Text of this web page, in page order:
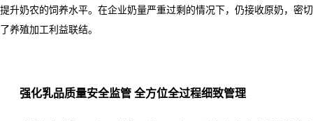
提升奶农的饲养水平。在企业奶量严重过剩的情况下，仍接收原奶，密切
了养殖加工利益联结。
强化乳品质量安全监管 全方位全过程细致管理